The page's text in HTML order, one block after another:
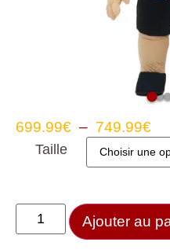
699.99€ – 749.99€
Taille
Ajouter au